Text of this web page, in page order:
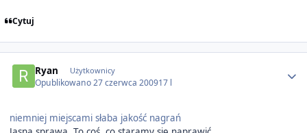
Cytuj
Ryan Użytkownicy
Opublikowano27 czerwca 200917 l
niemniej miejscami słaba jakość nagrań